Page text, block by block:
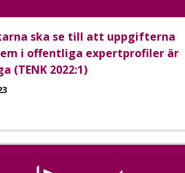
ska se till att uppgifterna
i offentliga expertprofiler är
(TENK 2022:1)